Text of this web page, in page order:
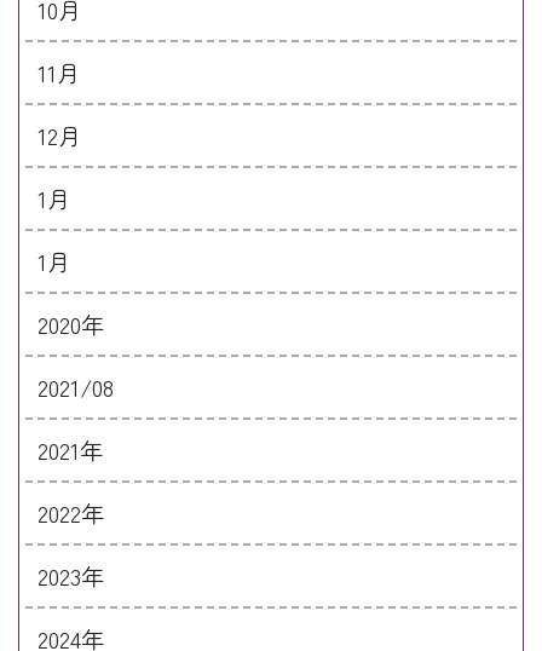
10月
11月
12月
1月
1月
2020年
2021/08
2021年
2022年
2023年
2024年